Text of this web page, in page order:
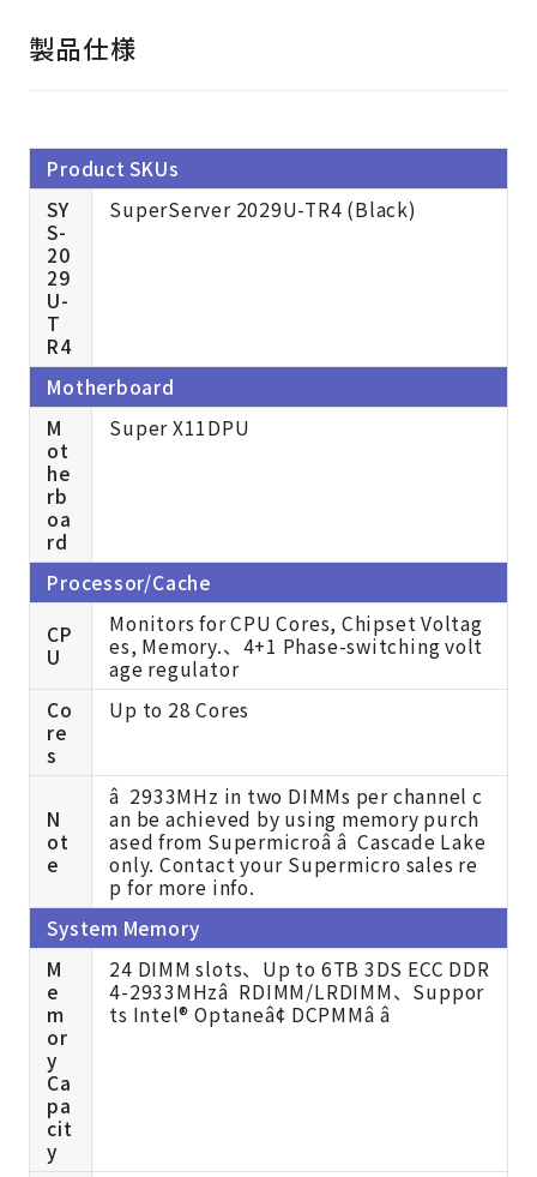
製品仕様
Product SKUs
SY
S-
20
29
U-
T
R4
SuperServer 2029U-TR4 (Black)
Motherboard
M
ot
he
rb
oa
rd
Super X11DPU
Processor/Cache
CP
U
Monitors for CPU Cores, Chipset Voltag
es, Memory.、4+1 Phase-switching volt
age regulator
Co
re
s
Up to 28 Cores
N
ot
e
â 2933MHz in two DIMMs per channel c
an be achieved by using memory purch
ased from Supermicroâ â Cascade Lake
only. Contact your Supermicro sales re
p for more info.
System Memory
M
e
m
or
y
Ca
pa
cit
y
24 DIMM slots、Up to 6TB 3DS ECC DDR
4-2933MHzâ RDIMM/LRDIMM、Suppor
ts Intel® Optaneâ¢ DCPMMâ â